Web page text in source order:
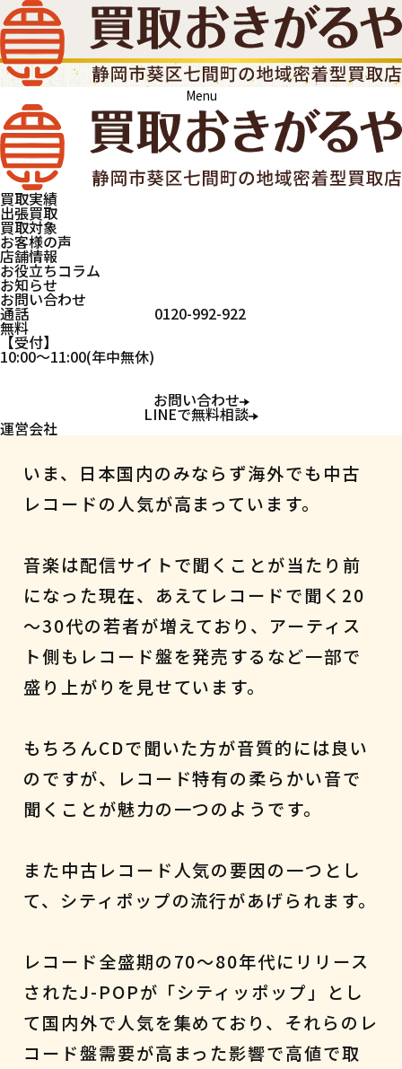
Menu
買取実績
出張買取
買取対象
お客様の声
店舗情報
お役立ちコラム
お知らせ
お問い合わせ
通話
無料
0120-992-922
受付
10:00～11:00(年中無休)
お問い合わせ
LINEで無料相談
運営会社
買取おきがるや
いま、日本国内のみならず海外でも中古
レコードの人気が高まっています。
音楽は配信サイトで聞くことが当たり前
になった現在、あえてレコードで聞く20
～30代の若者が増えており、アーティス
ト側もレコード盤を発売するなど一部で
盛り上がりを見せています。
もちろんCDで聞いた方が音質的には良い
のですが、レコード特有の柔らかい音で
聞くことが魅力の一つのようです。
また中古レコード人気の要因の一つとし
て、シティポップの流行があげられます。
レコード全盛期の70～80年代にリリース
されたJ-POPが「シティッポップ」とし
て国内外で人気を集めており、それらのレ
コード盤需要が高まった影響で高値で取